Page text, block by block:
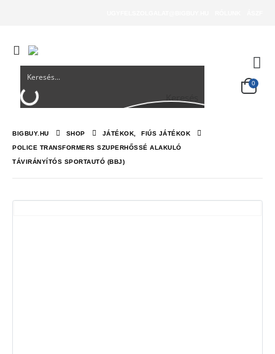
Keresés
0
BIGBUY.HU SHOP JÁTÉKOK FIÚS JÁTÉKOK
POLICE TRANSFORMERS SZUPERHŐSSÉ ALAKULÓ
TÁVIRÁNYÍTÓS SPORTAUTÓ (BBJ)